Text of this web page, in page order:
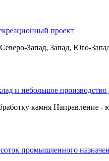
проект
Запад, Запад, Юго-
и небольшое производство
камня Направление -
промышленного